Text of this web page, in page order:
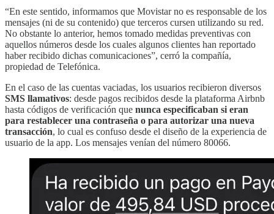
“En este sentido, informamos que Movistar no es responsable de los
mensajes (ni de su contenido) que terceros cursen utilizando su red.
No obstante lo anterior, hemos tomado medidas preventivas con
aquellos números desde los cuales algunos clientes han reportado
haber recibido dichas comunicaciones”, cerró la compañía,
propiedad de Telefónica.
En el caso de las cuentas vaciadas, los usuarios recibieron diversos
SMS llamativos: desde pagos recibidos desde la plataforma Airbnb
hasta códigos de verificación que nunca especificaban si eran
para restablecer una contraseña o para autorizar una nueva
transacción, lo cual es confuso desde el diseño de la experiencia de
usuario de la app. Los mensajes venían del número 80066.